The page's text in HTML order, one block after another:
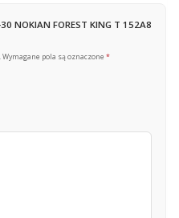
NOKIAN FOREST KING T 152A8
Wymagane pola są oznaczone *